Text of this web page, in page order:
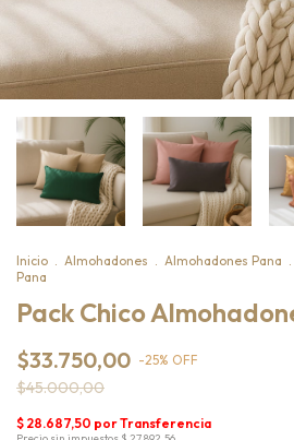
Inicio . Almohadones . Almohadones Pana .
Pana
Pack Chico
$33.750,00 -25% OFF
$45.000,00